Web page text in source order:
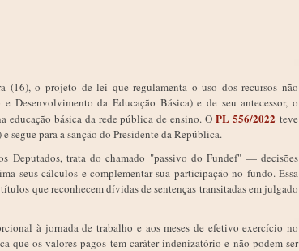
(16), o projeto de lei que regulamenta o uso dos recursos não
Desenvolvimento da Educação Básica) e de seu antecessor, o
educação básica da rede pública de ensino. OPL 556/2022 teve
para a sanção do Presidente da República.
Deputados, trata do chamado "passivo do Fundef" — decisões
seus cálculos e complementar sua participação no fundo. Essa
que reconhecem dívidas de sentenças transitadas em julgado
à jornada de trabalho e aos meses de efetivo exercício no
que os valores pagos tem caráter indenizatório e não podem ser